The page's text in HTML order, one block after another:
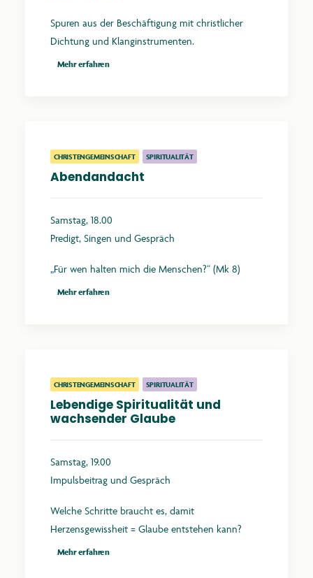
Spuren aus der Beschäftigung mit christlicher
Dichtung und Klanginstrumenten.
Mehr erfahren
CHRISTENGEMEINSCHAFT SPIRITUALITÄT
Abendandacht
Samstag, 18.00
Predigt, Singen und Gespräch
„Für wen halten mich die Menschen?“ (Mk 8)
Mehr erfahren
CHRISTENGEMEINSCHAFT SPIRITUALITÄT
Lebendige Spiritualität und
wachsender Glaube
Samstag, 19.00
Impulsbeitrag und Gespräch
Welche Schritte braucht es, damit
Herzensgewissheit = Glaube entstehen kann?
Mehr erfahren